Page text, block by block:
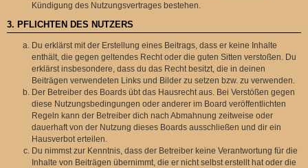
Kündigung des Nutzungsvertrages bestehen.
3. PFLICHTEN DES NUTZERS
Du erklärst mit der Erstellung eines Beitrags, dass er keine Inhalte
enthält, die gegen geltendes Recht oder die guten Sitten verstoßen. Du
erklärst insbesondere, dass du das Recht besitzt, die in deinen
Beiträgen verwendeten Links und Bilder zu setzen bzw. zu verwenden.
Der Betreiber des Boards übt das Hausrecht aus. Bei Verstößen gegen
diese Nutzungsbedingungen oder anderer im Board veröffentlichten
Regeln kann der Betreiber dich nach Abmahnung zeitweise oder
dauerhaft von der Nutzung dieses Boards ausschließen und dir ein
Hausverbot erteilen.
Du nimmst zur Kenntnis, dass der Betreiber keine Verantwortung für die
Inhalte von Beiträgen übernimmt, die er nicht selbst erstellt hat oder die